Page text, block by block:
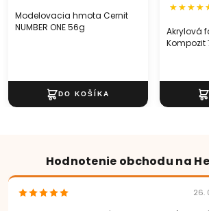
Modelovacia hmota Cernit
NUMBER ONE 56g
Akrylová
Kompozit
Hodnotenie obchodu na
26.